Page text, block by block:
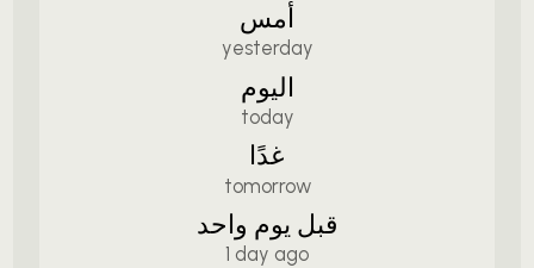
أمس
yesterday
اليوم
today
غدًا
tomorrow
قبل يوم واحد
1 day ago